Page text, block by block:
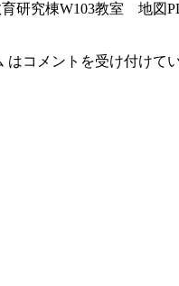
合教育研究棟W103
はコメントを受け付けて